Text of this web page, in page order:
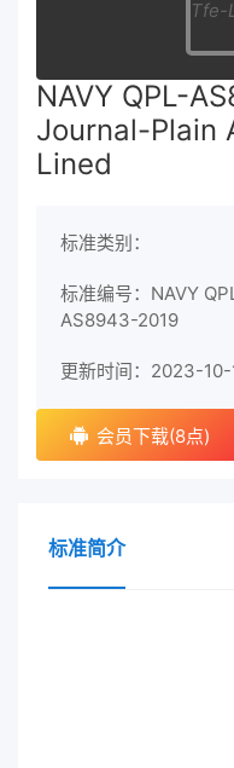
NAVY QPL-
Journal-Plain
Lined
标准类别：
标准编号：NAVY
AS8943-2019
更新时间：2023-10-
会员下载(8点)
标准简介